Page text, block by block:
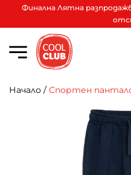
Финална Лятна
Начало / Спортен